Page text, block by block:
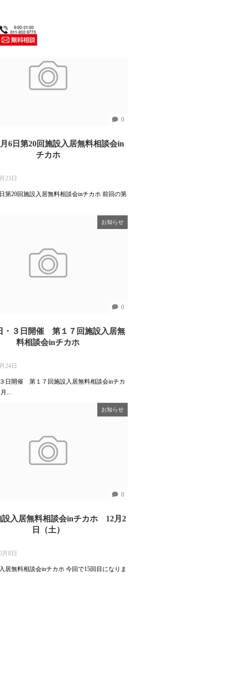
0
6日第20回施設入居無料相談会in
チカホ
23日
第20回施設入居無料相談会inチカホ 前回の第
お知らせ
0
・３日開催 第１７回施設入居無
料相談会inチカホ
24日
日開催 第１７回施設入居無料相談会inチカ
...
お知らせ
0
設入居無料相談会inチカホ 12月2
日（土）
月8日
居無料相談会inチカホ 今回で15回目になりま